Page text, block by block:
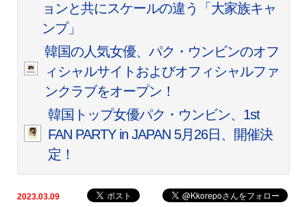
ョンと共にスケールの違う「大家族キャ
ンプ」
韓国の人気女優、パク・ウンビンのオフ
ィシャルサイトおよびオフィシャルファ
ンクラブをオープン！
韓国トップ女優パク・ウンビン、1st
FAN PARTY in JAPAN 5月26日、開催決
定！
2023.03.09